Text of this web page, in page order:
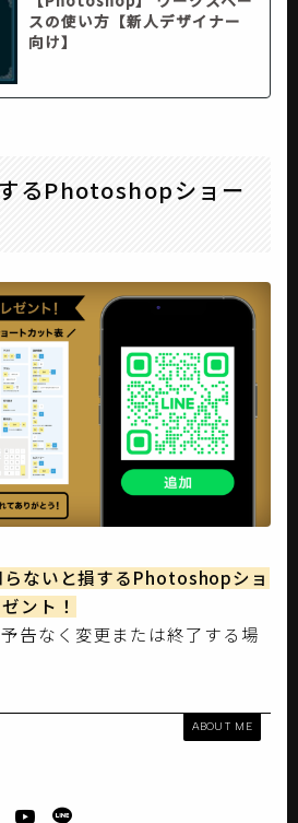
スの使い方【新人デザイナー
向け】
るPhotoshopショー
ないと損するPhotoshopショ
ント！
告なく変更または終了する場
ABOUT ME